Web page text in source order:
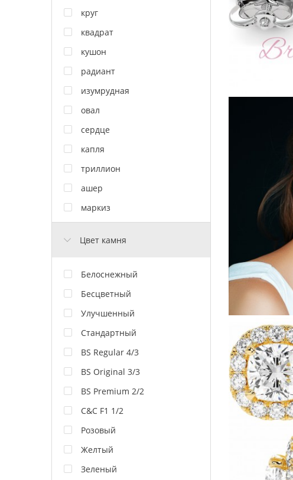
круг
квадрат
кушон
радиант
изумрудная
овал
сердце
капля
триллион
ашер
маркиз
Цвет камня
Белоснежный
Бесцветный
Улучшенный
Стандартный
BS Regular 4/3
BS Original 3/3
BS Premium 2/2
C&C F1 1/2
Розовый
Желтый
Зеленый